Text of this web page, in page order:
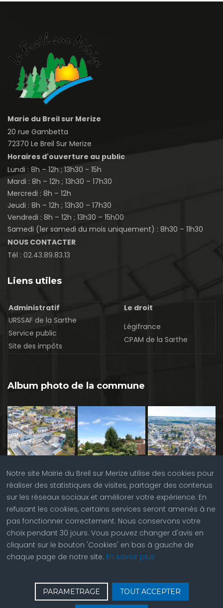
Marie du Breil sur Merize
20 rue Gambetta
72370 Le Breil Sur Merize
Horaires d'ouverture au public
Lundi : 8h – 12h ; 13h30 - 15h
Mardi : 8h – 12h ; 13h30 – 17h30
Mercredi : 8h – 12h
Jeudi : 8h – 12h ; 13h30 – 17h30
Vendredi : 8h – 12h ; 13h30 – 15h00
Samedi (1er samedi du mois uniquement) : 8h30 – 11h30
NOUS CONTACTER
Tél : 02.43.89.83.13
Notre site Mairie du Breil sur Merize utilise des cookies pour
réaliser des statistiques de visites, partager des contenus
sur les réseaux sociaux et améliorer votre expérience. En
refusant les cookies, certains services seront amenés à ne
pas fonctionner correctement. Nous conservons votre
choix pendant 30 jours. Vous pouvez changer d'avis en
cliquant sur le bouton 'Cookies' en bas à gauche de
chaque page de notre site. En savoir plus
PARAMETRAGE TOUT ACCEPTER
Liens utiles
Administratif
Le droit
URSSAF de la Sarthe
Service public
Site des impôts
Légifrance
CPAM de la Sarthe
Album photo de la commune
Contactez nous | © Copyright 2023 |Plan du site|
Réalisation du site parABC Site Web| Seconnecter| Accès